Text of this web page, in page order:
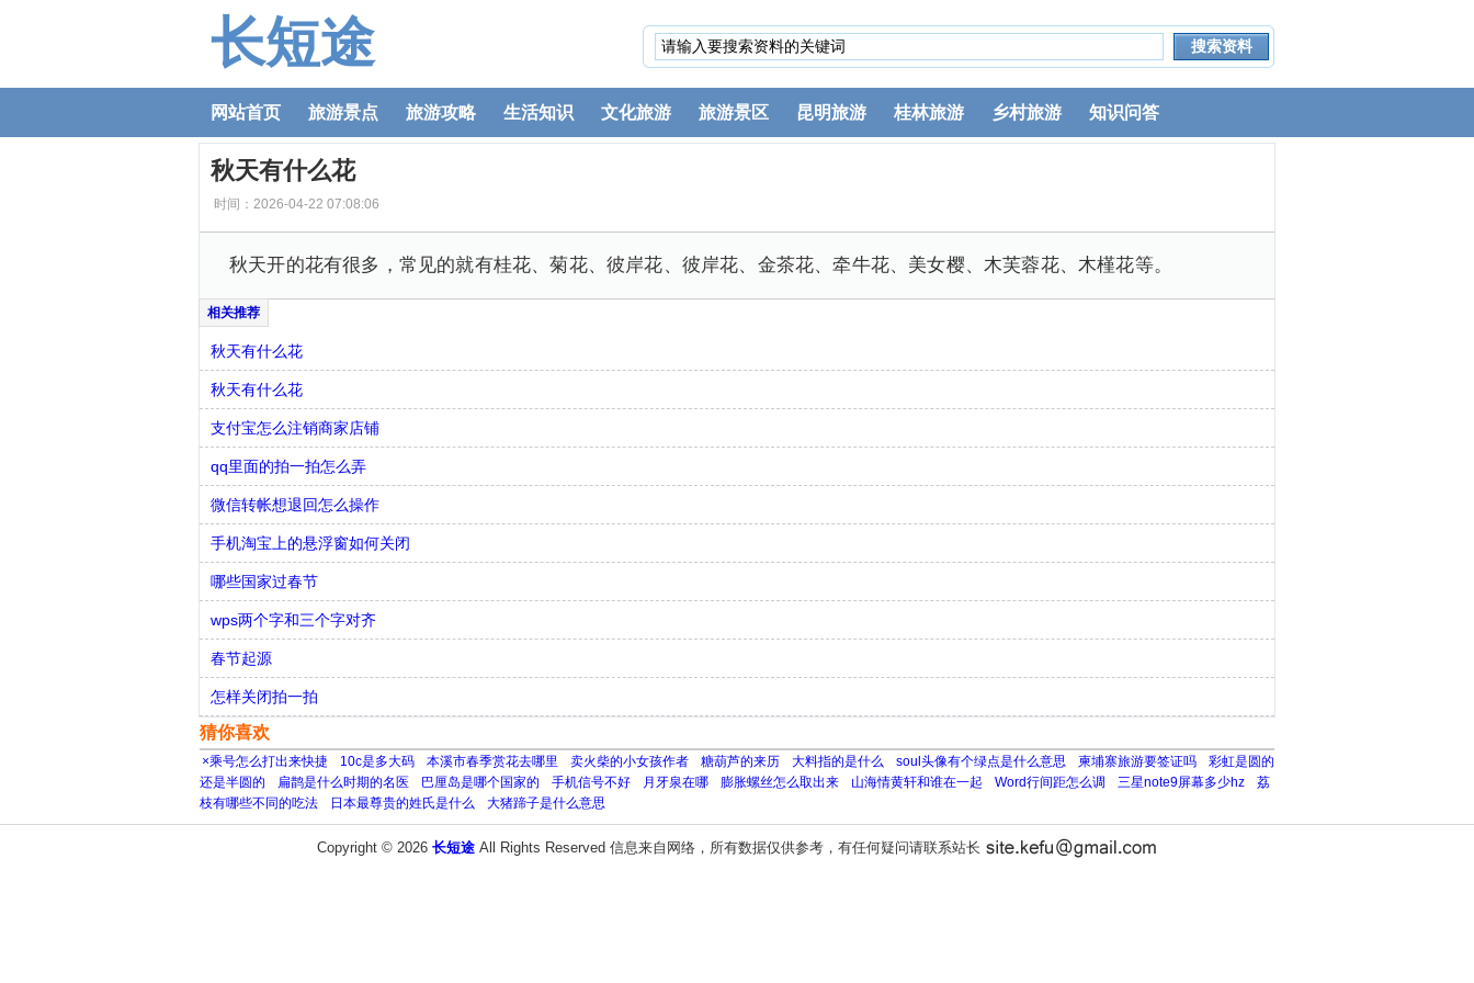
长短途
网站首页 旅游景点 旅游攻略 生活知识 文化旅游 旅游景区 昆明旅游 桂林旅游 乡村旅游 知识问答
秋天有什么花
时间：2026-04-22 07:08:06
秋天开的花有很多，常见的就有桂花、菊花、彼岸花、彼岸花、金茶花、牵牛花、美女樱、木芙蓉花、木槿花等。
秋天有什么花
秋天有什么花
支付宝怎么注销商家店铺
qq里面的拍一拍怎么弄
微信转帐想退回怎么操作
手机淘宝上的悬浮窗如何关闭
哪些国家过春节
wps两个字和三个字对齐
春节起源
怎样关闭拍一拍
猜你喜欢
×乘号怎么打出来快捷 10c是多大码 本溪市春季赏花去哪里 卖火柴的小女孩作者 糖葫芦的来历 大料指的是什么 soul头像有个绿点是什么意思 柬埔寨旅游要签证吗
彩虹是圆的
还是半圆的
扁鹊是什么时期的名医 巴厘岛是哪个国家的 手机信号不好 月牙泉在哪 膨胀螺丝怎么取出来 山海情黄轩和谁在一起 Word行间距怎么调 三星note9屏幕多少hz
荔
枝有哪些不同的吃法
日本最尊贵的姓氏是什么 大猪蹄子是什么意思
Copyright © 2026 长短途All Rights Reserved 信息来自网络，所有数据仅供参考，有任何疑问请联系站长